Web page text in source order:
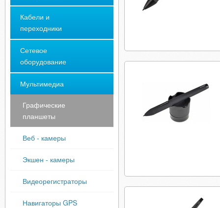
Кабели и
переходники
Сетевое
оборудование
Мультимедиа
Графические
планшеты
Веб - камеры
Экшен - камеры
Видеорегистраторы
Навигаторы GPS